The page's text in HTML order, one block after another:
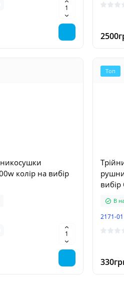
колір на вибір
Топ
вибір
В
2171-01